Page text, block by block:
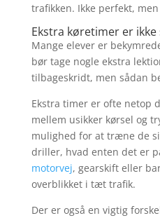
trafikken. Ikke perfekt,
Ekstra køretimer er ikke
Mange elever er
bør tage nogle ekstra
tilbageskridt, men sådan
Ekstra timer er ofte netop
mellem usikker kørsel og
mulighed for at træne de
driller, hvad enten det er
motorvej, gearskift eller
overblikket i tæt trafik.
Der er også en vigtig